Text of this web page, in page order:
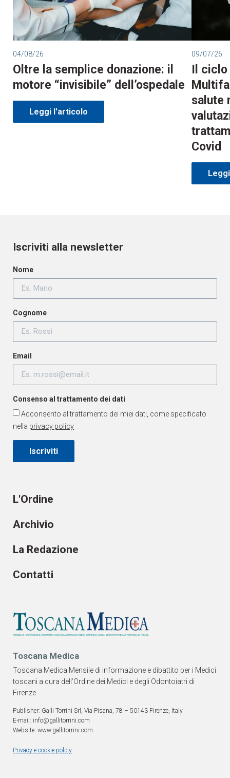
04/08/26
Oltre la semplice donazione: il
motore “invisibile” dell’ospedale
Leggi l'articolo
09/07/26
Il ciclo
salute
Covid
Toscana Medica
Toscana Medica Mensile di informazione e dibattito per i Medici
toscani a cura dell’Ordine dei Medici e degli Odontoiatri di
Firenze
Publisher: Galli Torrini Srl, Via Pisana, 78 – 50143 Firenze, Italy
E-mail: info@gallitorrini.com
Website: www.gallitorrini.com
Privacy e cookie policy
L'Ordine
Archivio
La Redazione
Contatti
Iscriviti alla newsletter
Nome
Cognome
Email
Consenso al trattamento dei dati
Acconsento al trattamento dei miei dati, come specificato
nella privacy policy
Iscriviti